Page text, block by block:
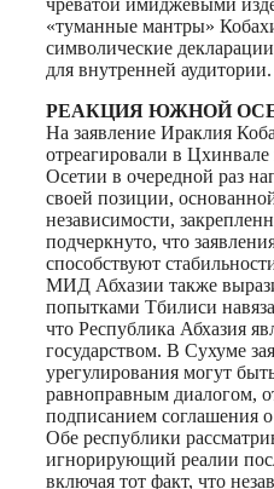
«туманные мантры»
символические
для внутренней аудитории.
РЕАКЦИЯ ЮЖНОЙ
На заявление Ираклия
отреагировали в
Осетии в очередной раз
своей позиции,
независимости,
подчеркнуто, что
способствуют
МИД Абхазии также
попытками Тбилиси
что Республика Абхазия
государством. В Сухуме
урегулирования могут
равноправным диалогом,
подписанием соглашения
Обе республики
игнорирующий реалии
включая тот факт, что